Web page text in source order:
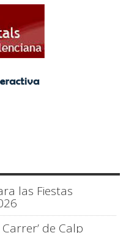
las Fiestas
de Calp